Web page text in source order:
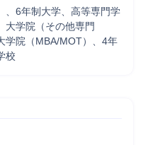
、6年制大学、高等専門学
大学院（その他専門
学院（MBA/MOT）、4年
校